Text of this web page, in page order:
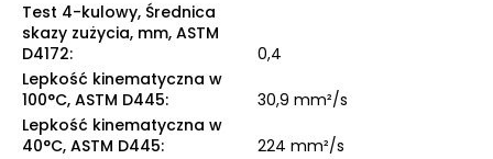
Test 4-kulowy, Średnica
skazy zużycia, mm, ASTM
D4172:
0,4
Lepkość kinematyczna w
100°C, ASTM D445:
30,9 mm²/s
Lepkość kinematyczna w
40°C, ASTM D445:
224 mm²/s